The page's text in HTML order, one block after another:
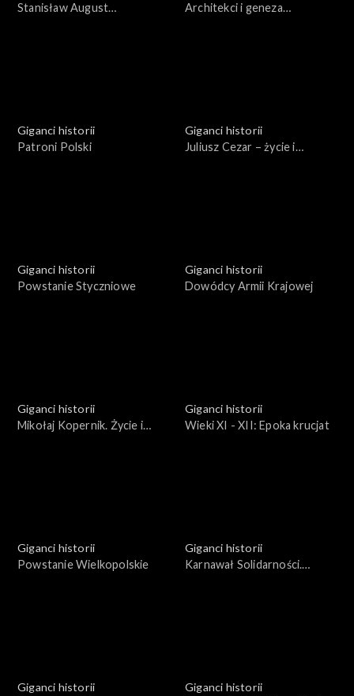
Stanisław August
Architekci i geneza
Giganci historii
Patroni Polski
Giganci historii
Juliusz Cezar – życie i
Giganci historii
Powstanie Styczniowe
Giganci historii
Dowódcy Armii Krajowej
Giganci historii
Mikołaj Kopernik. Życie i
Giganci historii
Wieki XI - XII: Epoka krucjat
Giganci historii
Powstanie Wielkopolskie
Giganci historii
Karnawał Solidarności.
Giganci historii
Giganci historii